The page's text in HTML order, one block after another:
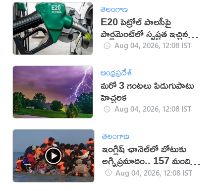
తెలంగాణ
E20 పెట్రోల్ పాలసీపై
పార్లమెంట్‌లో స్పష్టత ఇచ్చిన
కేంద్రంAug 04, 2026, 12:08 IST
ఆంధ్రప్రదేశ్
మరో 3 గంటలు పిడుగుపాటు
హెచ్చరిక
Aug 04, 2026, 12:08 IST
తెలంగాణ
ఇంగ్లిష్ ఛానెల్‌లో బోటుకు
అగ్నిప్రమాదం.. 157 మంది
సురక్షితం
Aug 04, 2026, 12:08 IST